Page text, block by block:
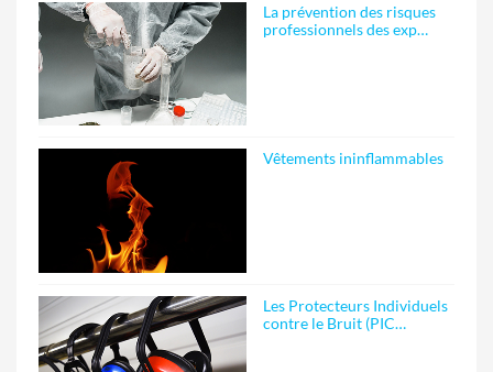
La prévention des risques
professionnels des exp…
Vêtements ininflammables
Les Protecteurs Individuels
contre le Bruit (PIC…